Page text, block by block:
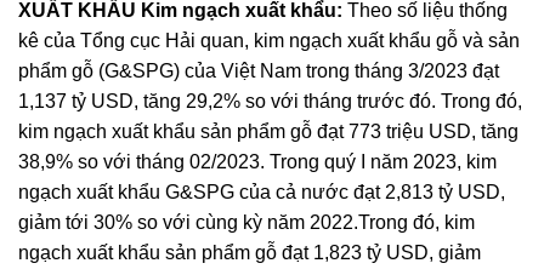
XUẤT KHẨU Kim ngạch xuất khẩu: Theo số liệu thống
kê của Tổng cục Hải quan, kim ngạch xuất khẩu gỗ và sản
phẩm gỗ (G&SPG) của Việt Nam trong tháng 3/2023 đạt
1,137 tỷ USD, tăng 29,2% so với tháng trước đó. Trong đó,
kim ngạch xuất khẩu sản phẩm gỗ đạt 773 triệu USD, tăng
38,9% so với tháng 02/2023. Trong quý I năm 2023, kim
ngạch xuất khẩu G&SPG của cả nước đạt 2,813 tỷ USD,
giảm tới 30% so với cùng kỳ năm 2022.Trong đó, kim
ngạch xuất khẩu sản phẩm gỗ đạt 1,823 tỷ USD, giảm